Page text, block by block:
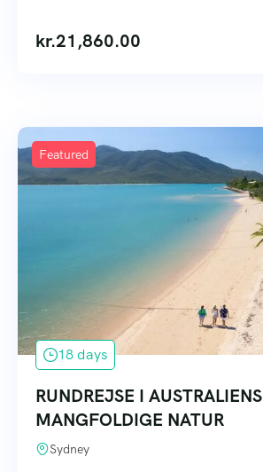
kr.21,860.00
Featured
18 days
RUNDREJSE I AUSTRALIENS
MANGFOLDIGE NATUR
Sydney